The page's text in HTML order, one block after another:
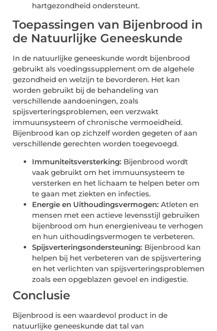
hartgezondheid ondersteunt.
Toepassingen van Bijenbrood in
de Natuurlijke Geneeskunde
In de natuurlijke geneeskunde wordt bijenbrood
gebruikt als voedingssupplement om de algehele
gezondheid en welzijn te bevorderen. Het kan
worden gebruikt bij de behandeling van
verschillende aandoeningen, zoals
spijsverteringsproblemen, een verzwakt
immuunsysteem of chronische vermoeidheid.
Bijenbrood kan op zichzelf worden gegeten of aan
verschillende gerechten worden toegevoegd.
Immuniteitsversterking: Bijenbrood wordt
vaak gebruikt om het immuunsysteem te
versterken en het lichaam te helpen beter om
te gaan met ziekten en infecties.
Energie en Uithoudingsvermogen: Atleten en
mensen met een actieve levensstijl gebruiken
bijenbrood om hun energieniveau te verhogen
en hun uithoudingsvermogen te verbeteren.
Spijsverteringsondersteuning: Bijenbrood kan
helpen bij het verbeteren van de spijsvertering
en het verlichten van spijsverteringsproblemen
zoals een opgeblazen gevoel en indigestie.
Conclusie
Bijenbrood is een waardevol product in de
natuurlijke geneeskunde dat tal van